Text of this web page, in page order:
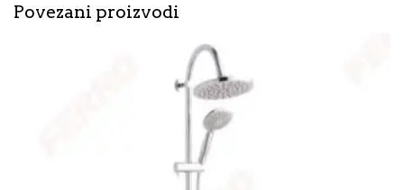
Povezani proizvodi